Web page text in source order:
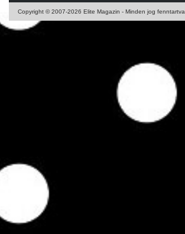
Copyright © 2007-2026 Elite Magazin - Minden jog fenntartva.